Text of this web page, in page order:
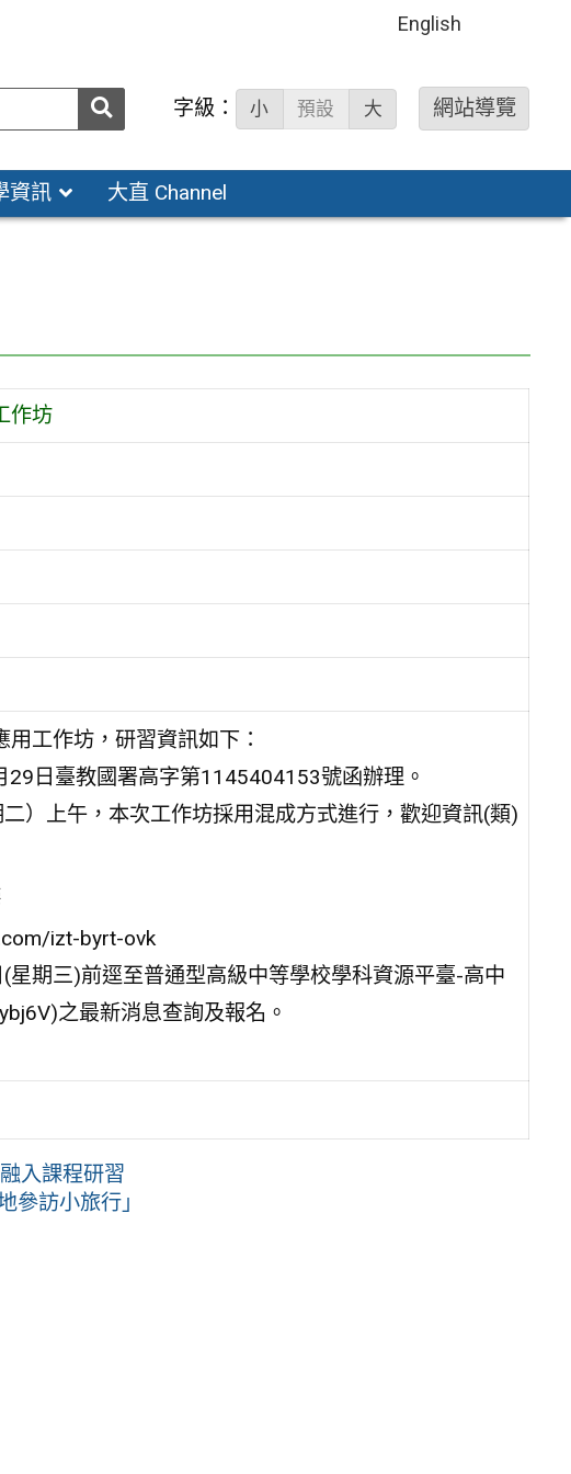
English
送出 字級： 小 預設 大 網站導覽
資訊 大直 Channel
作坊
工作坊，研習資訊如下：
日臺教國署高字第1145404153號函辦理。
）上午，本次工作坊採用混成方式進行，歡迎資訊(類)
izt-byrt-ovk
期三)前逕至普通型高級中等學校學科資源平臺-高中
之最新消息查詢及報名。
入課程研習
參訪小旅行」